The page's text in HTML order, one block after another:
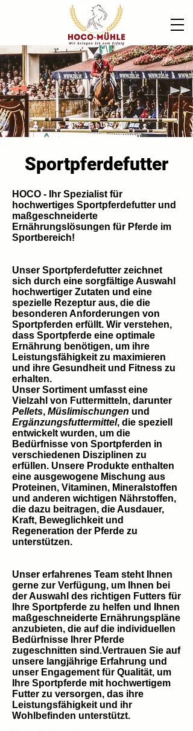
Sportpferdefutter
HOCO - Ihr Spezialist für
hochwertiges Sportpferdefutter und
maßgeschneiderte
Ernährungslösungen für Pferde im
Sportbereich!
Unser Sportpferdefutter zeichnet
sich durch eine sorgfältige Auswahl
hochwertiger Zutaten und eine
spezielle Rezeptur aus, die die
besonderen Anforderungen von
Sportpferden erfüllt. Wir verstehen,
dass Sportpferde eine optimale
Ernährung benötigen, um ihre
Leistungsfähigkeit zu maximieren
und ihre Gesundheit und Fitness zu
erhalten.
Unser Sortiment umfasst eine
Vielzahl von Futtermitteln, darunter
Pellets, Müslimischungen und
Ergänzungsfuttermittel, die speziell
entwickelt wurden, um die
Bedürfnisse von Sportpferden in
verschiedenen Disziplinen zu
erfüllen. Unsere Produkte enthalten
eine ausgewogene Mischung aus
Proteinen, Vitaminen, Mineralstoffen
und anderen wichtigen Nährstoffen,
die dazu beitragen, die Ausdauer,
Kraft, Beweglichkeit und
Regeneration der Pferde zu
unterstützen.
Unser erfahrenes Team steht Ihnen
gerne zur Verfügung, um Ihnen bei
der Auswahl des richtigen Futters für
Ihre Sportpferde zu helfen und Ihnen
maßgeschneiderte Ernährungspläne
anzubieten, die auf die individuellen
Bedürfnisse Ihrer Pferde
zugeschnitten sind.Vertrauen Sie auf
unsere langjährige Erfahrung und
unser Engagement für Qualität, um
Ihre Sportpferde mit hochwertigem
Futter zu versorgen, das ihre
Leistungsfähigkeit und ihr
Wohlbefinden unterstützt.